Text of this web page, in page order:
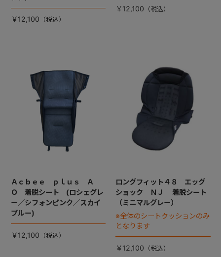
￥12,100
￥12,100
Ａｃｂｅｅ ｐｌｕｓ Ａ
Ｏ 着脱シート (ロシェグレ
ー／シフォンピンク／スカイ
ブルー)
￥12,100
ロングフィット４８ エッグ
ショック ＮＪ 着脱シート
（ミニマルグレー）
※全体のシートクッションのみ
となります
￥12,100